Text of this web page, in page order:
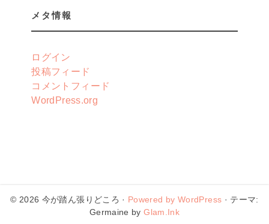
メタ情報
ログイン
投稿フィード
コメントフィード
WordPress.org
© 2026 今が踏ん張りどころ · Powered by WordPress · テーマ:
Germaine byGlam.Ink